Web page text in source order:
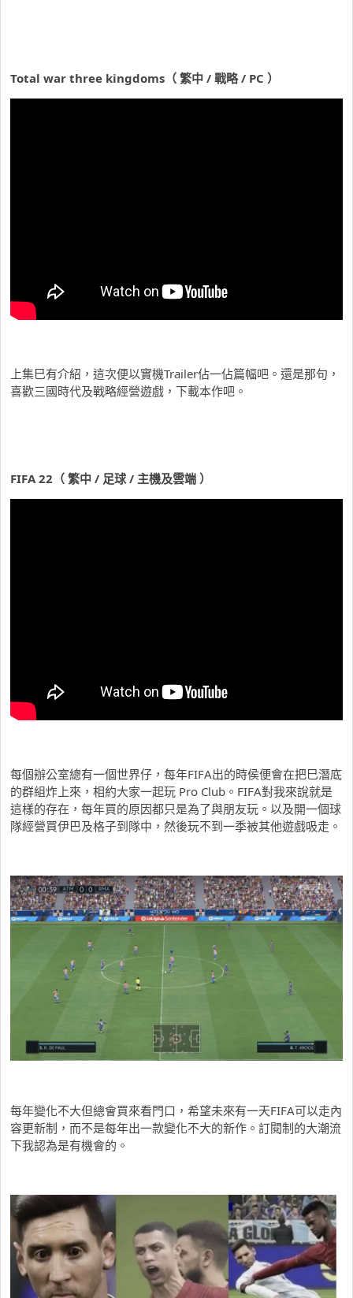
Total war three kingdoms（ 繁中 / 戰略 / PC ）
上集巳有介紹，這次便以實機Trailer佔一佔篇幅吧。還是那句，
喜歡三國時代及戰略經營遊戲，下載本作吧。
FIFA 22（ 繁中 / 足球 / 主機及雲端 ）
每個辦公室總有一個世界仔，每年FIFA出的時侯便會在把巳潛底
的群組炸上來，相約大家一起玩 Pro Club。FIFA對我來說就是
這樣的存在，每年買的原因都只是為了與朋友玩。以及開一個球
隊經營買伊巴及格子到隊中，然後玩不到一季被其他遊戲吸走。
每年變化不大但總會買來看門口，希望未來有一天FIFA可以走內
容更新制，而不是每年出一款變化不大的新作。訂閱制的大潮流
下我認為是有機會的。